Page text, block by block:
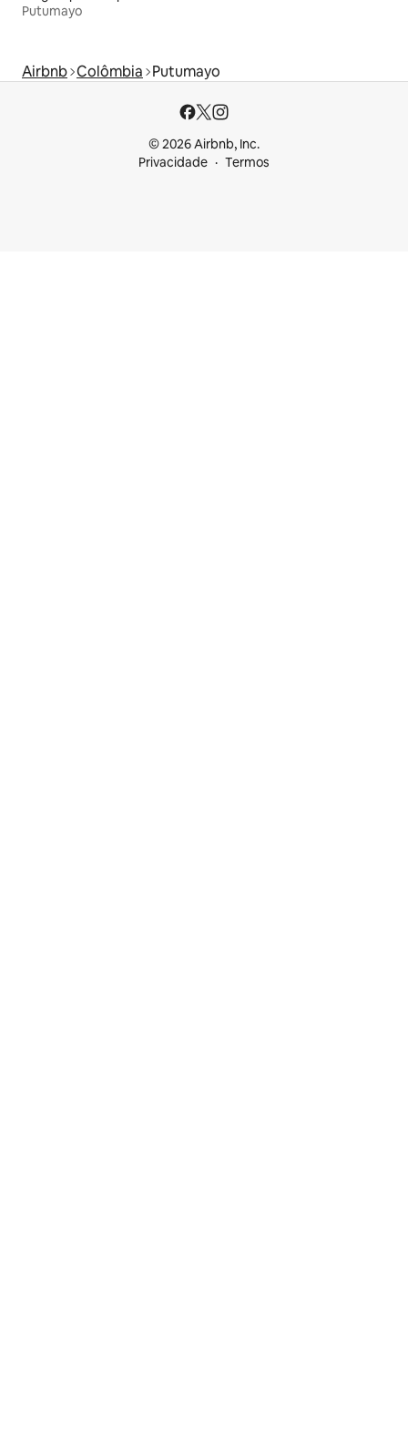
Putumayo
Airbnb Colômbia Putumayo
© 2026 Airbnb, Inc.
Privacidade
Termos